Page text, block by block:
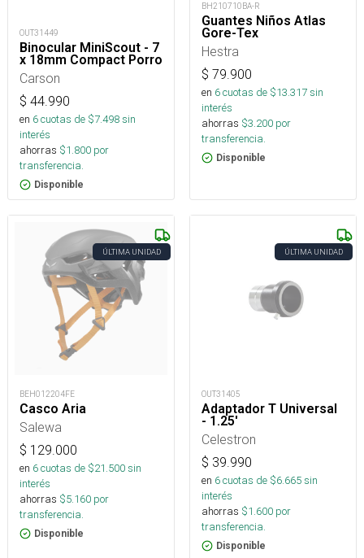
OUT31449
Binocular MiniScout - 7
x 18mm Compact Porro
Carson
$ 44.990
en 6cuotas de $7.498sin
interés
ahorras $1.800 por
transferencia.
Disponible
BH210710BA-R
Guantes Niños Atlas
Gore-Tex
Hestra
$ 79.900
en 6cuotas de $13.317sin
interés
ahorras $3.200 por
transferencia.
Disponible
ÚLTIMA UNIDAD
BEH012204FE
Casco Aria
Salewa
$ 129.000
en 6cuotas de $21.500sin
interés
ahorras $5.160 por
transferencia.
Disponible
ÚLTIMA UNIDAD
OUT31405
Adaptador T Universal
- 1.25'
Celestron
$ 39.990
en 6cuotas de $6.665sin
interés
ahorras $1.600 por
transferencia.
Disponible